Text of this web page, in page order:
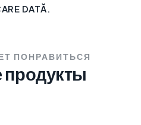
DATĂ.
ПОНРАВИТЬСЯ